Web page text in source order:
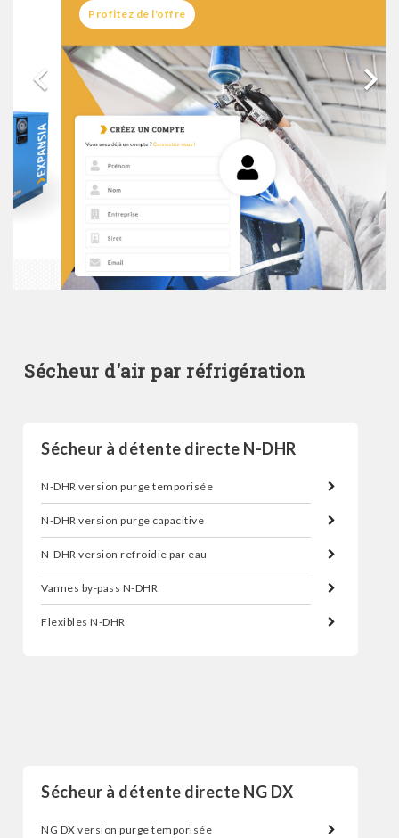
Profitez de l'offre
 
Sécheur d'air par réfrigération
Sécheur à détente directe N-DHR
N-DHR version purge temporisée
N-DHR version purge capacitive
N-DHR version refroidie par eau
Vannes by-pass N-DHR
Flexibles N-DHR
Sécheur à détente directe NG DX
NG DX version purge temporisée